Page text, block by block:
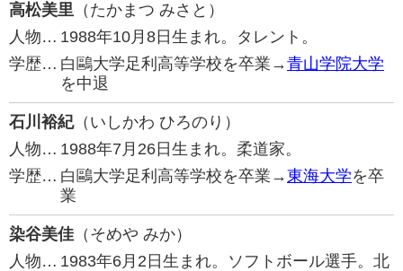
高松美里 （たかまつ みさと）
人物… 1988年10月8日生まれ。タレント。
学歴… 白鷗大学足利高等学校を卒業→青山学院大学
を中退
石川裕紀（いしかわ ひろのり）
人物… 1988年7月26日生まれ。柔道家。
学歴… 白鷗大学足利高等学校を卒業→東海大学を卒
業
染谷美佳 （そめや みか）
人物… 1983年6月2日生まれ。ソフトボール選手。北